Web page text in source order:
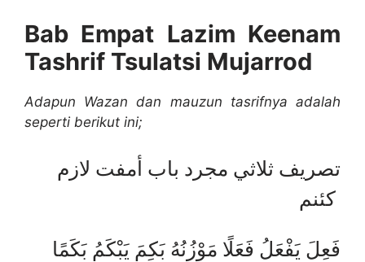
Bab Empat Lazim Keenam
Tashrif Tsulatsi Mujarrod
Adapun Wazan dan mauzun tasrifnya adalah
seperti berikut ini;
تصريف ثلاثي مجرد باب أمفت لازم
فَعِلَ يَفْعَلُ فَعَلًا مَوْزُنُهُ بَكِمَ يَبْكَمُ بَكَمًا